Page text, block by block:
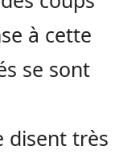
à cette
se sont
disent très